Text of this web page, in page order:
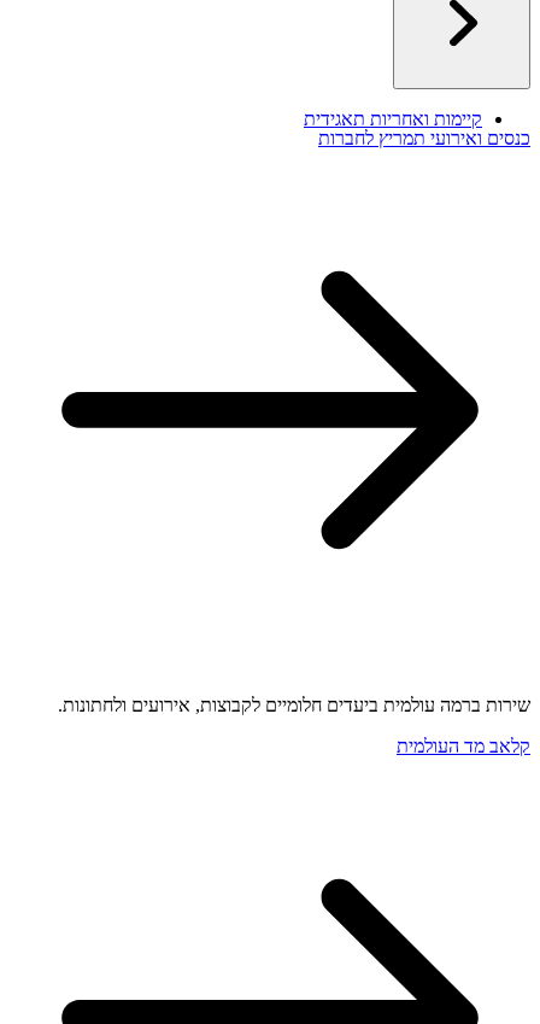
קיימות ואחריות תאגידית
כנסים ואירועי תמריץ לחברות
שירות ברמה עולמית ביעדים חלומיים לקבוצות, אירועים ולחתונות.
קלאב מד העולמית